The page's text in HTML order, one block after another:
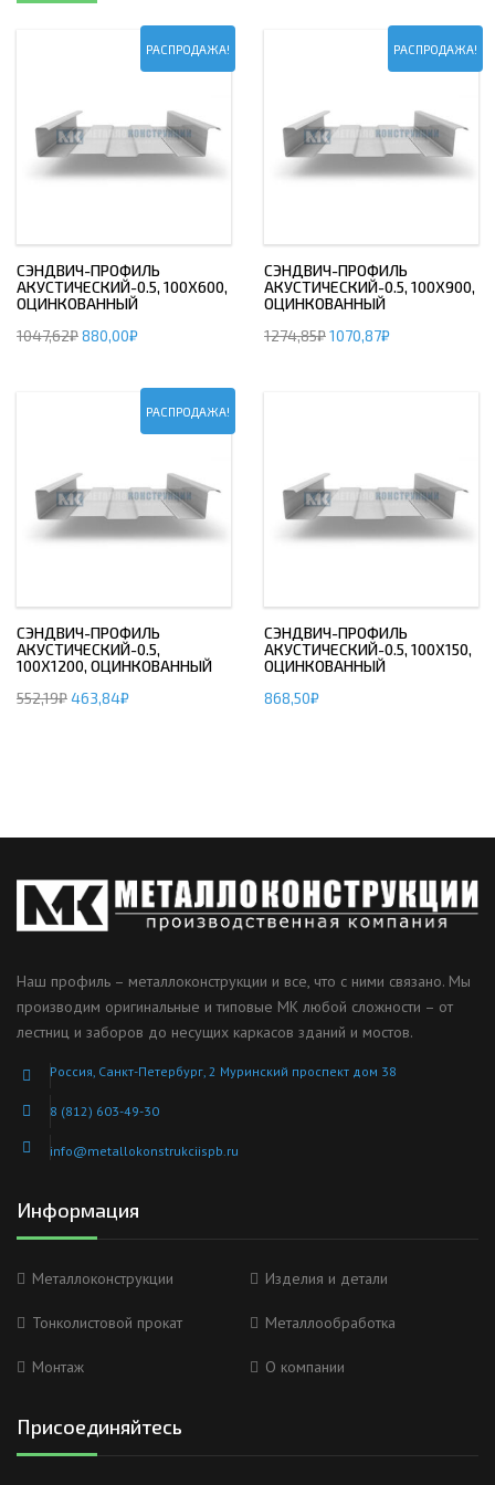
РАСПРОДАЖА!
СЭНДВИЧ-ПРОФИЛЬ
АКУСТИЧЕСКИЙ-0.5, 100Х600,
ОЦИНКОВАННЫЙ
1047,62₽880,00₽
РАСПРОДАЖА!
СЭНДВИЧ-ПРОФИЛЬ
АКУСТИЧЕСКИЙ-0.5, 100Х900,
ОЦИНКОВАННЫЙ
1274,85₽1070,87₽
РАСПРОДАЖА!
СЭНДВИЧ-ПРОФИЛЬ
АКУСТИЧЕСКИЙ-0.5,
100Х1200, ОЦИНКОВАННЫЙ
552,19₽463,84₽
СЭНДВИЧ-ПРОФИЛЬ
АКУСТИЧЕСКИЙ-0.5, 100Х150,
ОЦИНКОВАННЫЙ
868,50₽
Наш профиль – металлоконструкции и все, что с ними связано. Мы
производим оригинальные и типовые МК любой сложности – от
лестниц и заборов до несущих каркасов зданий и мостов.
Россия, Санкт-Петербург, 2 Муринский проспект дом 38
8 (812) 603-49-30
info@metallokonstrukciispb.ru
Информация
Металлоконструкции Изделия и детали
Тонколистовой прокат Металлообработка
Монтаж О компании
Присоединяйтесь